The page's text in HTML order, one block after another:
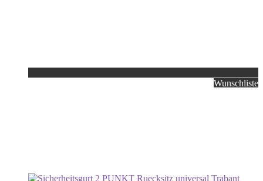
Wunschliste